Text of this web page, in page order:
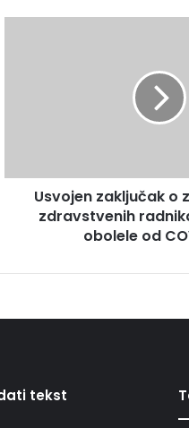
Usvojen zaključak o
zdravstvenih
obolele od
tekst